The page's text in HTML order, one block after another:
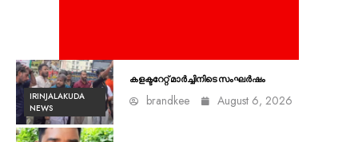
IRINJALAKUDA
NEWS
കളക്ടറേറ്റ് മാർച്ചിനിടെ സംഘർഷം
brandkee August 6, 2026